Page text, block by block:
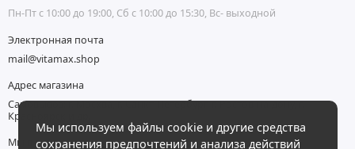
Мы используем файлы cookie и другие средства
сохранения предпочтений и анализа действий
Пн-Пт с 10:00 до 19:00, Сб с 10:00 до 15:30, Вс- выходной
Электронная почта
mail@vitamax.shop
Адрес магазина
Самовывоз: г. Москва, г. Санкт-Петербург, г. Ростов-на-дону, г.
Красноярск и др.
Мы в сети